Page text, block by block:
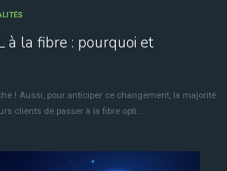
à la fibre : pourquoi et
! Aussi, pour anticiper ce changement, la majorité
clients de passer à la fibre opti...